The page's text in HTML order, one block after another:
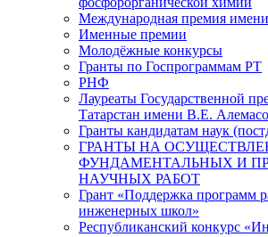
Международная премия
Именные премии
Молодёжные конкурсы
Гранты по Госпрограммам РТ
РНФ
Лауреаты Государственной
Татарстан имени В.Е.
Гранты кандидатам наук
ГРАНТЫ НА
ФУНДАМЕНТАЛЬНЫХ И
НАУЧНЫХ РАБОТ
Грант «Поддержка программ
инженерных школ»
Республиканский конкурс